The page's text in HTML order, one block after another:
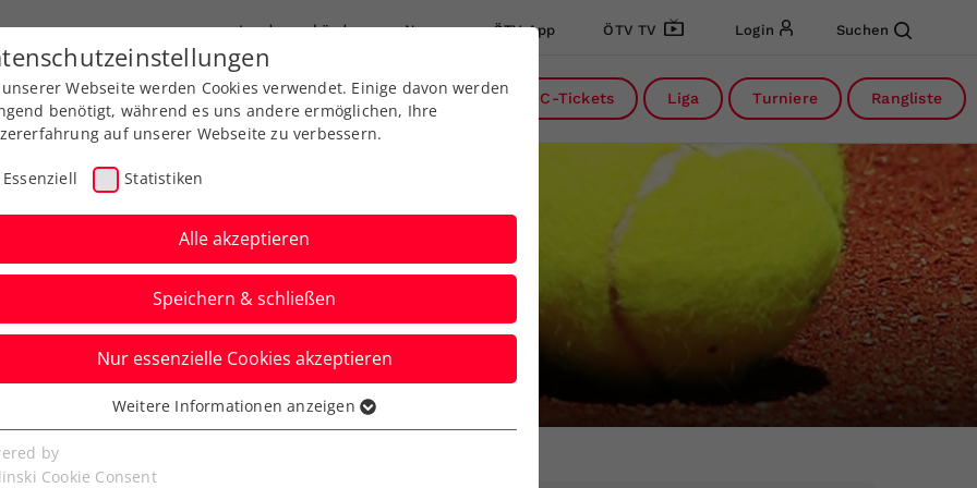
Landesverbände News ÖTV App ÖTV TV Login Suchen
Ausbildung Services Über uns DC-Tickets Liga Turniere Rangliste
Aktuelle News
Webseite werden Cookies verwendet. Einige davon werden
benötigt, während es uns andere ermöglichen, Ihre
auf unserer Webseite zu verbessern.
Essenziell Statistiken
Alle akzeptieren
Speichern & schließen
Nur essenzielle Cookies akzeptieren
Cookies werden für grundlegende Funktionen der
benötigt. Dadurch ist gewährleistet, dass die Webseite
Weitere Informationen anzeigen
by
Cookie Consent